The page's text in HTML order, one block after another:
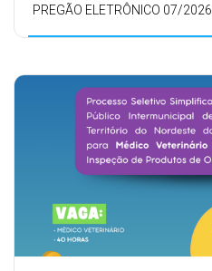
PREGÃO ELETRÔNICO 07/2026